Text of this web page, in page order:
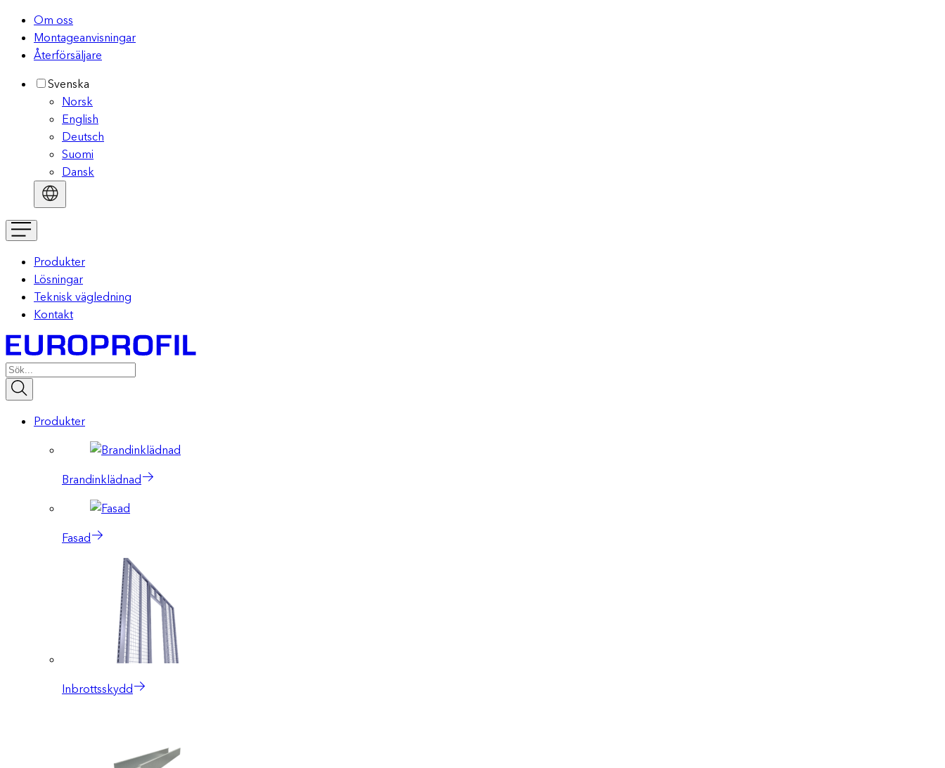
Om oss
Montageanvisningar
Återförsäljare
Svenska
Norsk
English
Deutsch
Suomi
Dansk
Produkter
Lösningar
Teknisk vägledning
Kontakt
Produkter
Brandinklädnad
Fasad
Inbrottsskydd